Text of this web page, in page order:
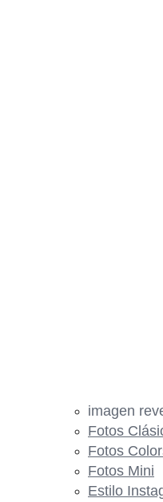
imagen
Fotos
Fotos
Fotos Mini
Estilo